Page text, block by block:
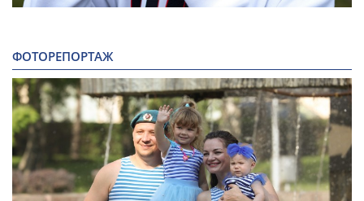
ФОТОРЕПОРТАЖ